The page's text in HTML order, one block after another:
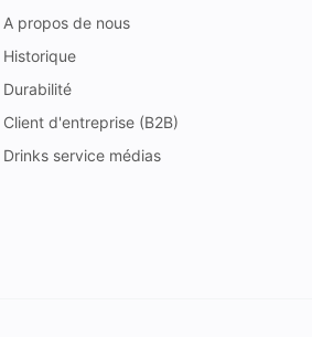
A propos de nous
Historique
Durabilité
Client d'entreprise (B2B)
Drinks service médias